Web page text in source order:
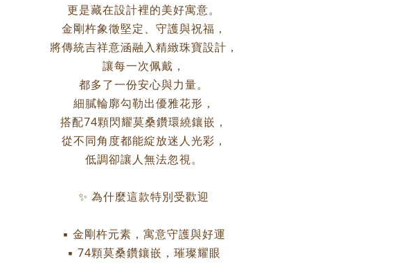
更是藏在設計裡的美好寓意。
金剛杵象徵堅定、守護與祝福，
將傳統吉祥意涵融入精緻珠寶設計，
讓每一次佩戴，
都多了一份安心與力量。
細膩輪廓勾勒出優雅花形，
搭配74顆閃耀莫桑鑽環繞鑲嵌，
從不同角度都能綻放迷人光彩，
低調卻讓人無法忽視。
✨ 為什麼這款特別受歡迎
▪ 金剛杵元素，寓意守護與好運
▪ 74顆莫桑鑽鑲嵌，璀璨耀眼